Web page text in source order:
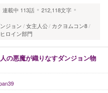
連載中 113話
212,118文字
ジョン 女主人公 カクヨムコン8
ロイン部門
の悪魔が織りなすダンジョン物